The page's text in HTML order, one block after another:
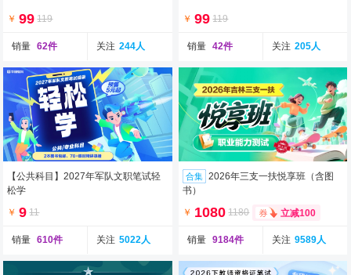
￥ 99 119
销量 62件 关注 244人
￥ 99 119
销量 42件 关注 205人
【公共科目】2027年军队文职笔试轻
松学
￥ 9 11
销量 610件 关注 5022人
合集
2026年三支一扶悦享班（含图
书）
￥ 1080 1180 立减100
销量 9184件 关注 9589人